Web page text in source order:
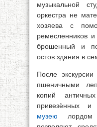
музыкальной
оркестра не
хозяева с
ремесленников
брошенный и
остов здания в
После
пшеничными
копий
привезённых
музею лордом